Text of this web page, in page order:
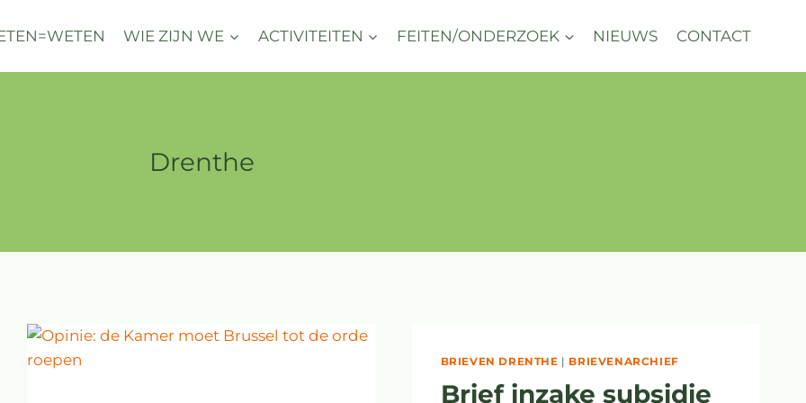
WIE ZIJN WE ACTIVITEITEN FEITEN/ONDERZOEK NIEUWS CONTACT
Drenthe
BRIEVEN DRENTHE | BRIEVENARCHIEF
Brief inzake subsidie